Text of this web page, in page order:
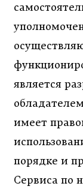
является
имеет
порядке и
Сервиса по